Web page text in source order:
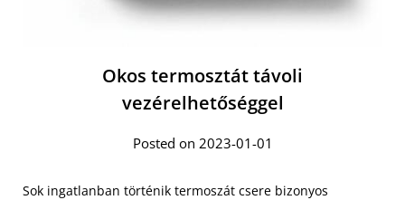
Okos termosztát távoli
vezérelhetőséggel
Posted on 2023-01-01
Sok ingatlanban történik termoszát csere bizonyos